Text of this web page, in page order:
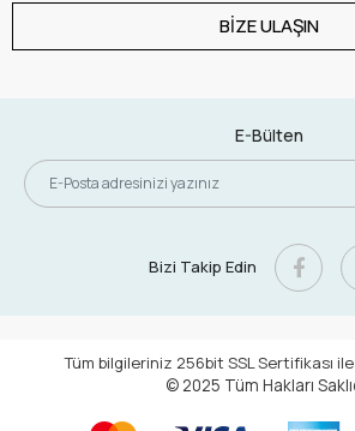
BİZE ULAŞIN
E-Bülten
Bizi Takip Edin
Tüm bilgileriniz 256bit SSL Sertifikası
© 2025 Tüm Hakları